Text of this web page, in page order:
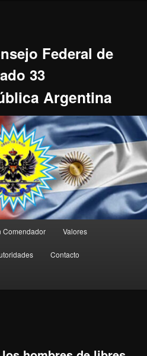
Federal de
33
Argentina
Comendador Valores
Contacto